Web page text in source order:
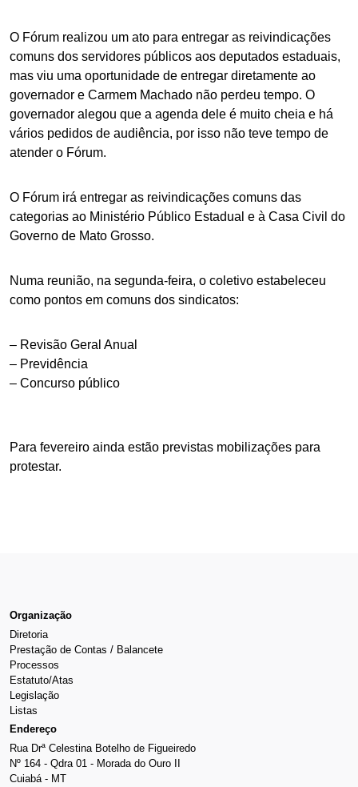
O Fórum realizou um ato para entregar as reivindicações
comuns dos servidores públicos aos deputados estaduais,
mas viu uma oportunidade de entregar diretamente ao
governador e Carmem Machado não perdeu tempo. O
governador alegou que a agenda dele é muito cheia e há
vários pedidos de audiência, por isso não teve tempo de
atender o Fórum.
O Fórum irá entregar as reivindicações comuns das
categorias ao Ministério Público Estadual e à Casa Civil do
Governo de Mato Grosso.
Numa reunião, na segunda-feira, o coletivo estabeleceu
como pontos em comuns dos sindicatos:
– Revisão Geral Anual
– Previdência
– Concurso público
Para fevereiro ainda estão previstas mobilizações para
protestar.
Organização
Diretoria
Prestação de Contas / Balancete
Processos
Estatuto/Atas
Legislação
Listas
Endereço
Rua Drª Celestina Botelho de Figueiredo
Nº 164 - Qdra 01 - Morada do Ouro II
Cuiabá - MT